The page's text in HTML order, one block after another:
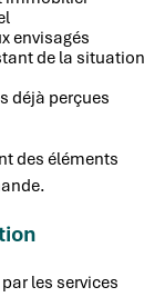
envisagés
de la situation
déjà perçues
des éléments
les services